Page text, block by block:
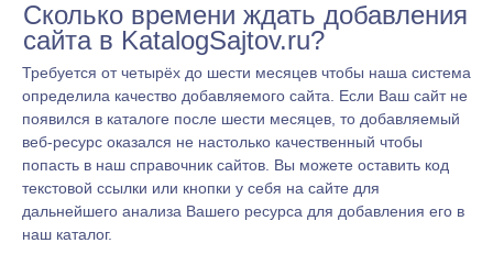
Сколько времени ждать добавления
сайта в KatalogSajtov.ru?
Требуется от четырёх до шести месяцев чтобы наша система
определила качество добавляемого сайта. Если Ваш сайт не
появился в каталоге после шести месяцев, то добавляемый
веб-ресурс оказался не настолько качественный чтобы
попасть в наш справочник сайтов. Вы можете оставить код
текстовой ссылки или кнопки у себя на сайте для
дальнейшего анализа Вашего ресурса для добавления его в
наш каталог.